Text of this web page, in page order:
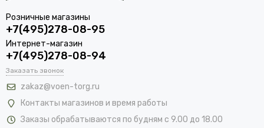
Розничные магазины
+7(495)278-08-95
Интернет-магазин
+7(495)278-08-94
Заказать звонок
zakaz@voen-torg.ru
Контакты магазинов и время работы
Заказы обрабатываются по будням с 9.00 до 18.00